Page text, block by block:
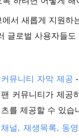
에서 새롭게 지원하
글로벌 사용자들
커뮤니티 자막 제공
팬 커뮤니티가 제공
츠를 제공할 수 있습
채널, 재생목록, 동